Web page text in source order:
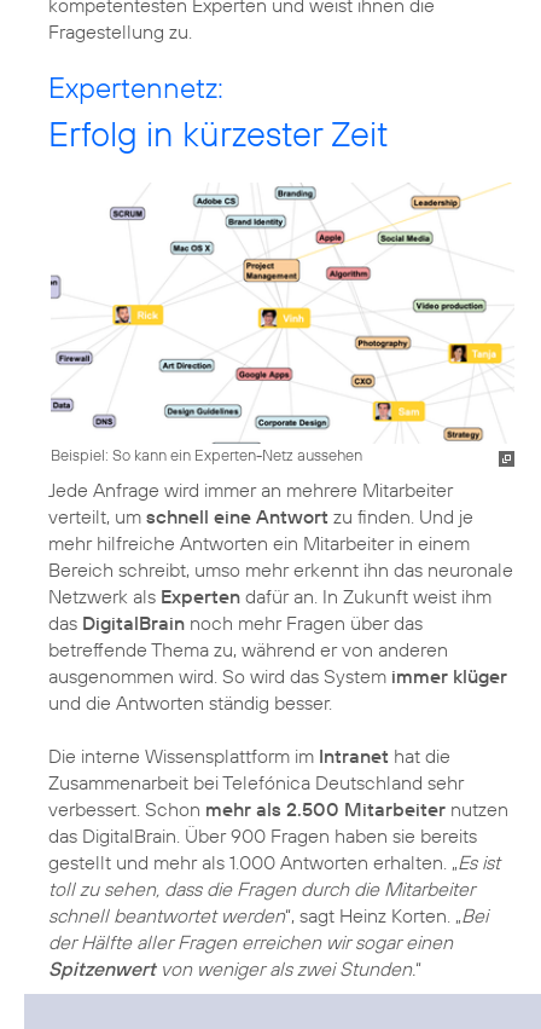
Fragestellung zu.
Expertennetz:
Erfolg in kürzester Zeit
Beispiel: So kann ein Experten-Netz aussehen
Jede Anfrage wird immer an mehrere Mitarbeiter
verteilt, um schnell eine Antwort zu finden. Und je
mehr hilfreiche Antworten ein Mitarbeiter in einem
Bereich schreibt, umso mehr erkennt ihn das neuronale
Netzwerk als Experten dafür an. In Zukunft weist ihm
das DigitalBrain noch mehr Fragen über das
betreffende Thema zu, während er von anderen
ausgenommen wird. So wird das System immer klüger
und die Antworten ständig besser.
Die interne Wissensplattform im Intranet hat die
Zusammenarbeit bei Telefónica Deutschland sehr
verbessert. Schon mehr als 2.500 Mitarbeiter nutzen
das DigitalBrain. Über 900 Fragen haben sie bereits
gestellt und mehr als 1.000 Antworten erhalten. „Es ist
toll zu sehen, dass die Fragen durch die Mitarbeiter
schnell beantwortet werden“, sagt Heinz Korten. „Bei
der Hälfte aller Fragen erreichen wir sogar einen
Spitzenwertvon weniger als zwei Stunden.“